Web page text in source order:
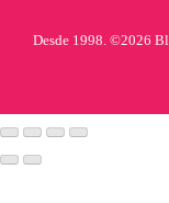
Desde 1998. ©2026